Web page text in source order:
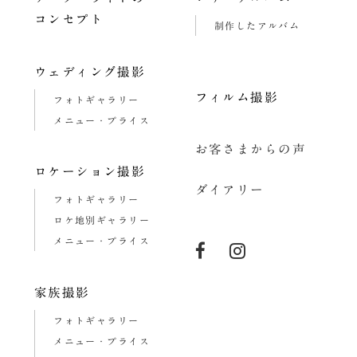
コンセプト
ウェディング撮影
フォトギャラリー
メニュー・プライス
ロケーション撮影
フォトギャラリー
ロケ地別ギャラリー
メニュー・プライス
家族撮影
フォトギャラリー
メニュー・プライス
制作したアルバム
フィルム撮影
お客さまからの声
ダイアリー